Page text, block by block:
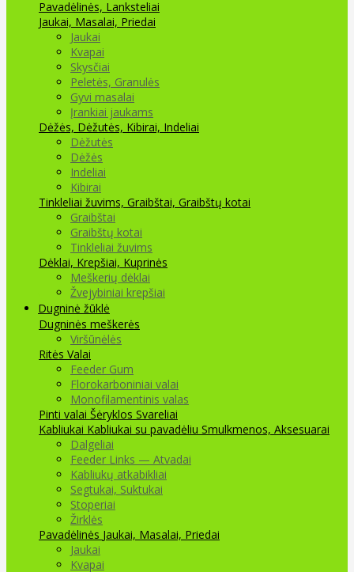
Pavadėlinės, Lanksteliai
Jaukai, Masalai, Priedai
Jaukai
Kvapai
Skysčiai
Peletės, Granulės
Gyvi masalai
Įrankiai jaukams
Dėžės, Dėžutės, Kibirai, Indeliai
Dėžutės
Dėžės
Indeliai
Kibirai
Tinkleliai žuvims, Graibštai, Graibštų kotai
Graibštai
Graibštų kotai
Tinkleliai žuvims
Dėklai, Krepšiai, Kuprinės
Meškerių dėklai
Žvejybiniai krepšiai
Dugninė žūklė
Dugninės meškerės
Viršūnėlės
Ritės Valai
Feeder Gum
Florokarboniniai valai
Monofilamentinis valas
Pinti valai Šėryklos Svareliai
Kabliukai Kabliukai su pavadėliu Smulkmenos, Aksesuarai
Dalgeliai
Feeder Links — Atvadai
Kabliukų atkabikliai
Segtukai, Suktukai
Stoperiai
Žirklės
Pavadėlinės Jaukai, Masalai, Priedai
Jaukai
Kvapai